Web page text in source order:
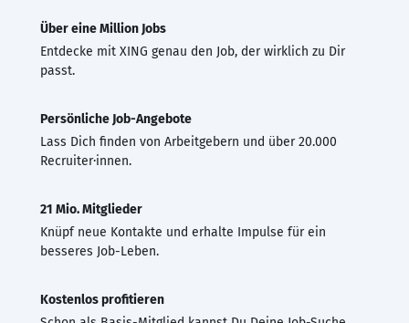
Über eine Million Jobs
Entdecke mit XING genau den Job, der wirklich zu Dir
passt.
Persönliche Job-Angebote
Lass Dich finden von Arbeitgebern und über 20.000
Recruiter·innen.
21 Mio. Mitglieder
Knüpf neue Kontakte und erhalte Impulse für ein
besseres Job-Leben.
Kostenlos profitieren